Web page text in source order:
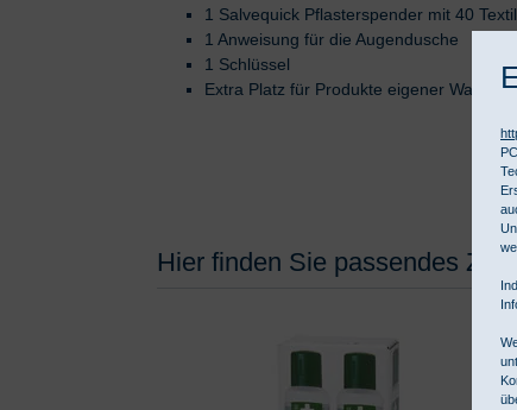
1 Salvequick Pflasterspender mit 40
1 Anweisung für die Augendusche
1 Schlüssel
Extra Platz für Produkte eigener Wahl,
Hier finden Sie passendes